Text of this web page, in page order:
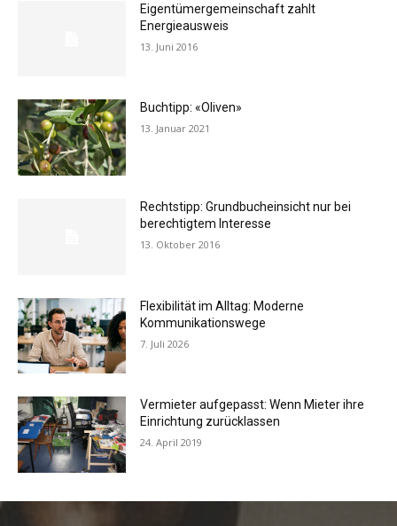
Eigentümergemeinschaft zahlt
Energieausweis
13. Juni 2016
Buchtipp: «Oliven»
13. Januar 2021
Rechtstipp: Grundbucheinsicht nur bei
berechtigtem Interesse
13. Oktober 2016
Flexibilität im Alltag: Moderne
Kommunikationswege
7. Juli 2026
Vermieter aufgepasst: Wenn Mieter ihre
Einrichtung zurücklassen
24. April 2019